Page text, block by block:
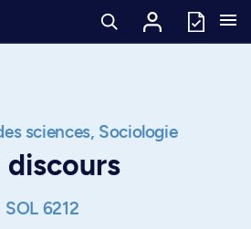
sciences, Sociologie
discours
SOL 6212